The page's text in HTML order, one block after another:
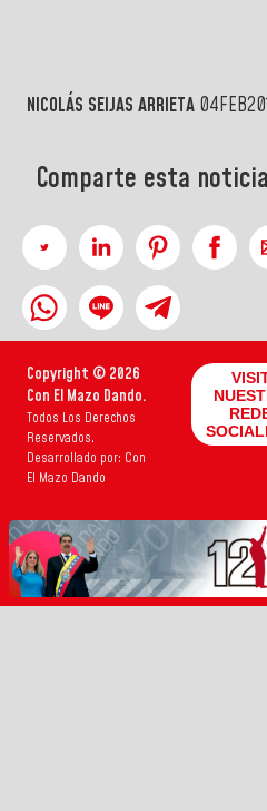
NICOLÁS SEIJAS ARRIETA
Comparte esta
Copyright © 2026
Con El Mazo Dando.
Todos Los Derechos
Reservados.
Desarrollado por: Con
El Mazo Dando